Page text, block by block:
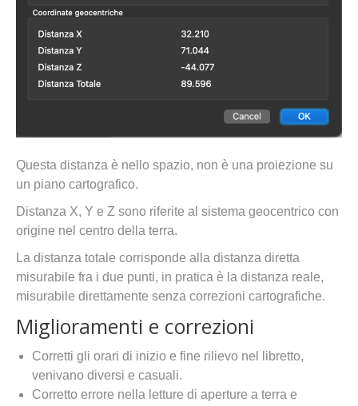
Questa distanza è nello spazio, non è una proiezione su
un piano cartografico.
Distanza X, Y e Z sono riferite al sistema geocentrico con
origine nel centro della terra.
La distanza totale corrisponde alla distanza diretta
misurabile fra i due punti, in pratica è la distanza reale,
misurabile direttamente senza correzioni cartografiche.
Miglioramenti e correzioni
Corretti gli orari di inizio e fine rilievo nel libretto,
venivano diversi e casuali.
Corretto errore nella letture di aperture a terra e